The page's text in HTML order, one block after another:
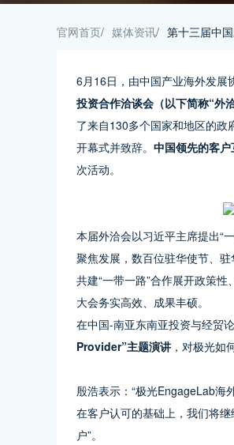
官网首页/ 媒体资讯/ 第十三届中
6月16日，由中国产业海外发展
投资合作洽谈会（以下简称“外洽
了来自130多个国家和地区的
开幕式并致辞。 中国领先的客
次活动。
本届外洽会以习近平主席提出“
聚焦发展，数百位驻华使节、
共建“一带一路”合作展开政策
大会务实高效、成果丰硕。
在中国-南亚东南亚投资与经贸
Provider”主题演讲 ，对极光如
殷浩表示：“极光EngageLab海
在客户认可的基础上，我们将
户”。